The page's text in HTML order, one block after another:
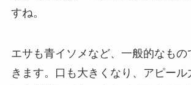
すね。
エサも青イソメなど、一般的なもの
きます。口も大きくなり、アピール